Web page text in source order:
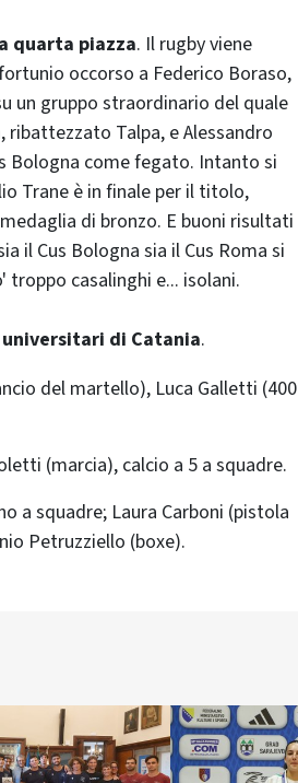
quarta piazza. Il rugby viene
occorso a Federico Boraso,
un gruppo straordinario del quale
Talpa, e Alessandro
Bologna come fegato. Intanto si
Trane è in finale per il titolo,
di bronzo. E buoni risultati
il Cus Bologna sia il Cus Roma si
casalinghi e... isolani.
di Catania.
del martello), Luca Galletti (400
(marcia), calcio a 5 a squadre.
a squadre; Laura Carboni (pistola
Petruzziello (boxe).